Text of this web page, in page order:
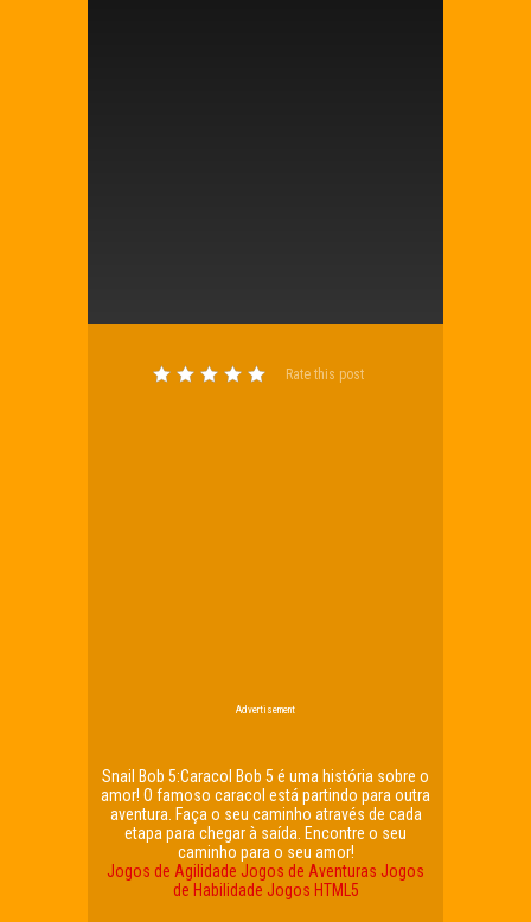
Rate this post
Advertisement
Snail Bob 5:Caracol Bob 5 é uma história sobre o
amor! O famoso caracol está partindo para outra
aventura. Faça o seu caminho através de cada
etapa para chegar à saída. Encontre o seu
caminho para o seu amor!
Jogos de Agilidade Jogos de Aventuras Jogos
de Habilidade Jogos HTML5